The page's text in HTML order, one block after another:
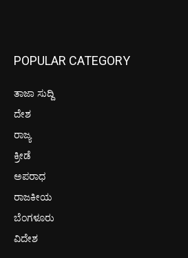
POPULAR CATEGORY
ತಾಜಾ ಸುದ್ದಿ
ದೇಶ
ರಾಜ್ಯ
ಕ್ರೀಡೆ
ಅಪರಾಧ
ರಾಜಕೀಯ
ಬೆಂಗಳೂರು
ವಿದೇಶ